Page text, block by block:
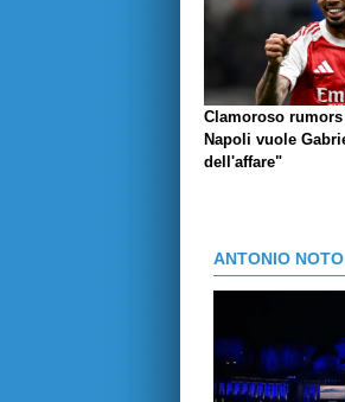
Clamoroso rumors
Napoli vuole
dell'affare"
ANTONIO NOTO